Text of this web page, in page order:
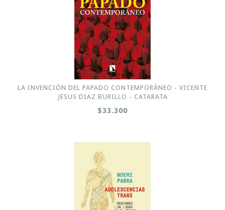
LA INVENCIÓN DEL PAPADO CONTEMPORÁNEO - VICENTE
JESUS DIAZ BURILLO - CATARATA
$33.300